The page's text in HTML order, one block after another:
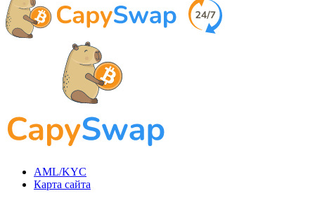
AML/KYC
Карта сайта